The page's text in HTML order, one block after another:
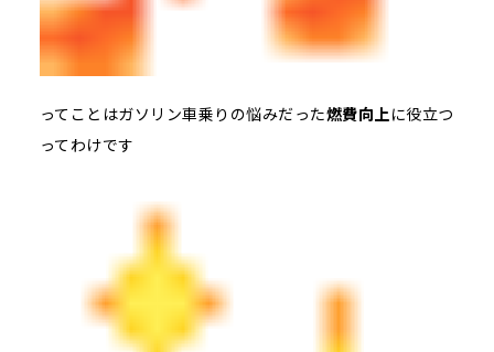
ってことはガソリン車乗りの悩みだった燃費向上 に役立つ
ってわけです